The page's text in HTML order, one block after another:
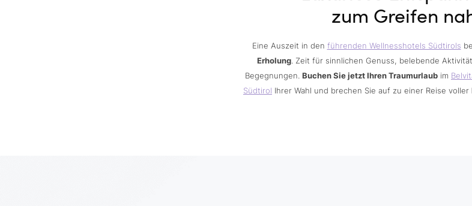
zum Greifen
Eine Auszeit in den führenden Wellnesshotels Südtirols
Erholung. Zeit für sinnlichen Genuss, belebende
Begegnungen. Buchen Sie jetzt Ihren Traumurlaub im
Südtirol Ihrer Wahl und brechen Sie auf zu einer Reise voller